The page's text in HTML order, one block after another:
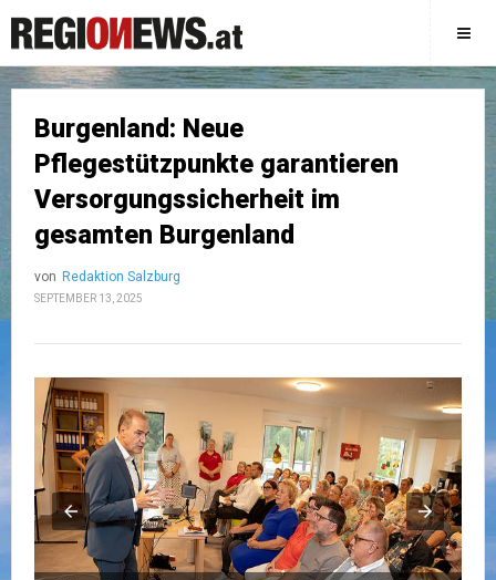
Burgenland: Neue
Pflegestützpunkte garantieren
Versorgungssicherheit im
gesamten Burgenland
von Redaktion Salzburg
SEPTEMBER 13, 2025